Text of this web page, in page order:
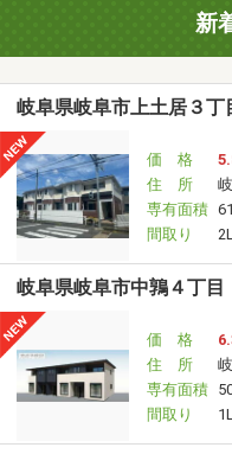
新
岐阜県岐阜市上土居３丁
価 格
住 所
専有面積
間取り
岐阜県岐阜市中鶉４丁目
価 格
住 所
専有面積
間取り